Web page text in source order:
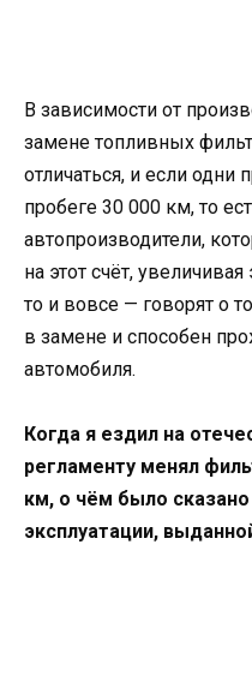
В зависимости от
замене топливных
отличаться, и если
пробеге 30 000 км, то
автопроизводители,
на этот счёт,
то и вовсе — говорят о
в замене и способен
автомобиля.
Когда я ездил на
регламенту менял
км, о чём было сказано
эксплуатации,